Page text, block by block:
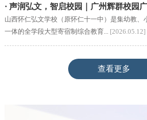
· 声润弘文，智启校园｜广州辉群校园
山西怀仁弘文学校（原怀仁十一中）是集幼教、
一体的全学段大型寄宿制综合教育... [2026.05.12]
查看更多